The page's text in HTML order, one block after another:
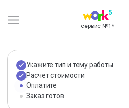
сервис №1 *
Укажите тип и тему работы
Расчет стоимости
Оплатите
Заказ готов